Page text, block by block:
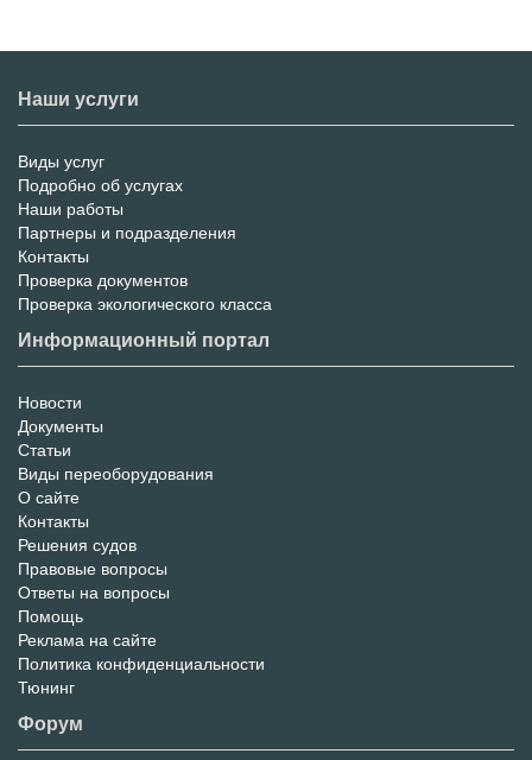
Наши услуги
Меню
услуг
Виды услуг
Подробно об услугах
Наши работы
Партнеры и подразделения
Контакты
Проверка документов
Проверка экологического класса
Информационный портал
Информационный
Портал
Новости
Документы
Статьи
Виды переоборудования
О сайте
Контакты
Решения судов
Правовые вопросы
Ответы на вопросы
Помощь
Реклама на сайте
Политика конфиденциальности
Тюнинг
Форум